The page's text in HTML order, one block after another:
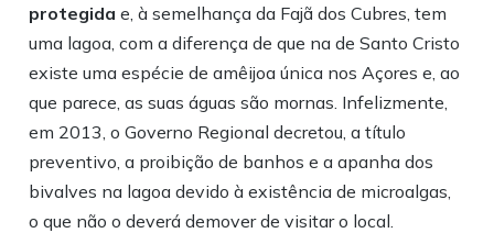
protegida e, à semelhança da Fajã dos Cubres, tem
uma lagoa, com a diferença de que na de Santo Cristo
existe uma espécie de amêijoa única nos Açores e, ao
que parece, as suas águas são mornas. Infelizmente,
em 2013, o Governo Regional decretou, a título
preventivo, a proibição de banhos e a apanha dos
bivalves na lagoa devido à existência de microalgas,
o que não o deverá demover de visitar o local.